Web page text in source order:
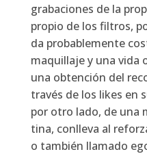
gra­ba­cio­nes de la
pro­pio de los fil­tros,
da pro­ba­ble­men­te
maqui­lla­je y una vida
una obten­ción del
tra­vés de los likes en
por otro lado, de una
ti­na, con­lle­va al
o tam­bién lla­ma­do